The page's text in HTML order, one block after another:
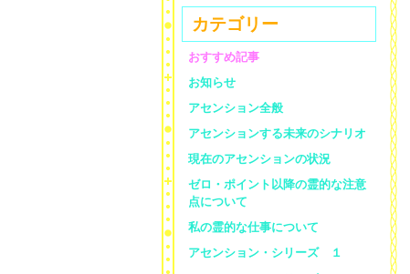
カテゴリー
おすすめ記事
お知らせ
アセンション全般
アセンションする未来のシナリオ
現在のアセンションの状況
ゼロ・ポイント以降の霊的な注意
点について
私の霊的な仕事について
アセンション・シリーズ １